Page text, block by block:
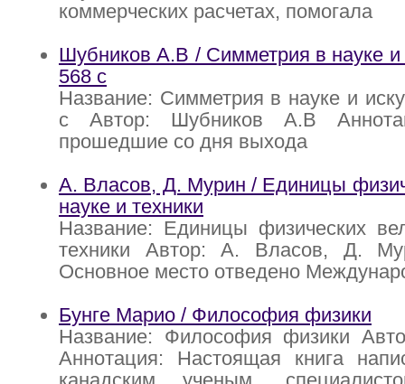
коммерческих расчетах, помогала
Шубников А.В / Симметрия в науке и
568 с
Название: Симметрия в науке и
с Автор: Шубников А.В
прошедшие со дня выхода
А. Власов, Д. Мурин / Единицы
науке и техники
Название: Единицы физических
техники Автор: А. Власов, Д.
Основное место отведено
Бунге Марио / Философия физики
Название: Философия физики
Аннотация: Настоящая книга